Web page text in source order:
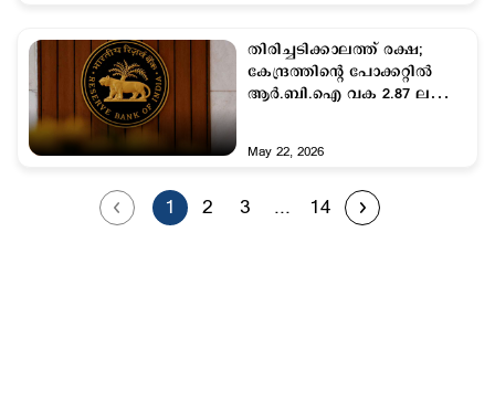
തിരിച്ചടിക്കാലത്ത് രക്ഷ;
കേന്ദ്രത്തിന്‍റെ പോക്കറ്റില്‍
ആര്‍.ബി.ഐ വക 2.87 ലക്ഷം
May 22, 2026
1 2 3 ... 14